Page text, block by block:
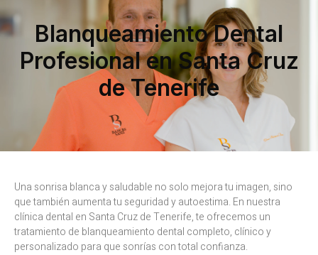
Blanqueamiento Dental
Profesional en Santa Cruz
de Tenerife
Una sonrisa blanca y saludable no solo mejora tu imagen, sino
que también aumenta tu seguridad y autoestima. En nuestra
clínica dental en Santa Cruz de Tenerife, te ofrecemos un
tratamiento de blanqueamiento dental completo, clínico y
personalizado para que sonrías con total confianza.